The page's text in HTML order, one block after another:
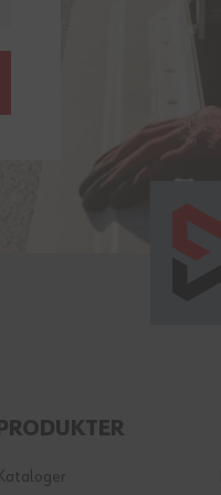
PRODUKTER
Kataloger